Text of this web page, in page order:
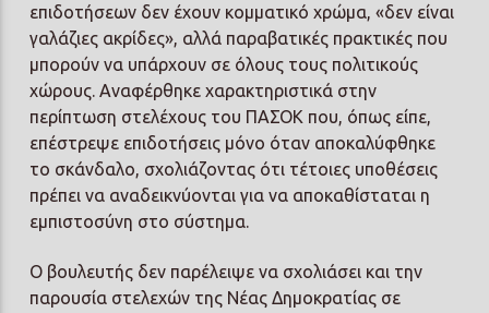
επιδοτήσεων δεν έχουν κομματικό χρώμα, «δεν είναι
γαλάζιες ακρίδες», αλλά παραβατικές πρακτικές που
μπορούν να υπάρχουν σε όλους τους πολιτικούς
χώρους. Αναφέρθηκε χαρακτηριστικά στην
περίπτωση στελέχους του ΠΑΣΟΚ που, όπως είπε,
επέστρεψε επιδοτήσεις μόνο όταν αποκαλύφθηκε
το σκάνδαλο, σχολιάζοντας ότι τέτοιες υποθέσεις
πρέπει να αναδεικνύονται για να αποκαθίσταται η
εμπιστοσύνη στο σύστημα.
Ο βουλευτής δεν παρέλειψε να σχολιάσει και την
παρουσία στελεχών της Νέας Δημοκρατίας σε